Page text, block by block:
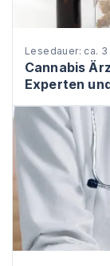
Lesedauer: ca. 3
Cannabis
Experten